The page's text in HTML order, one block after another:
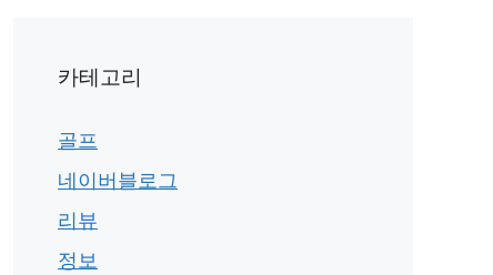
카테고리
골프
네이버블로그
리뷰
정보